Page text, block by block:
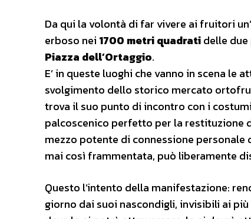
Da qui la volontà di far vivere ai fruitori
erboso nei 1700 metri quadratidelle
Piazza dell’Ortaggio.
E’ in queste luoghi che vanno in scena
svolgimento dello storico mercato
trova il suo punto di incontro con i
palcoscenico perfetto per la restituzione
mezzo potente di connessione personale
mai così frammentata, può liberamente
Questo l’intento della manifestazione:
giorno dai suoi nascondigli, invisibili ai